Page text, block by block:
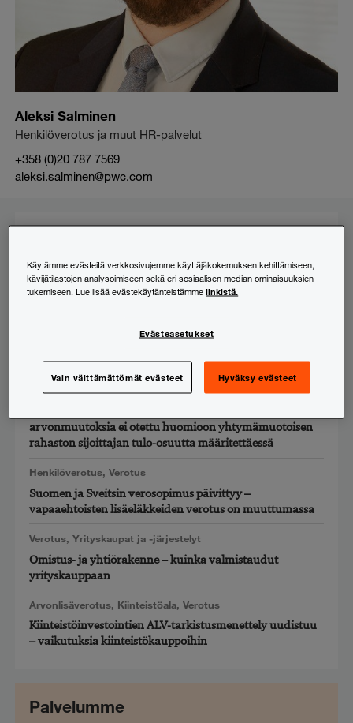
Aleksi Salminen
Henkilöverotus ja muut HR-palvelut
+358 (0)20 787 7569
aleksi.salminen@pwc.com
Työsuhdeoptioiden ja henkilöstöantien verotus uudistuu
– hallituksen esitysluonnos julkaistu
todisteellisesti, kun se koskee velvoittavaa päätöstä
Verotus,Yritysverotus
arvonmuutoksia ei otettu huomioon yhtymämuotoisen
rahaston sijoittajan tulo-osuutta määritettäessä
Henkilöverotus, Verotus
Suomen ja Sveitsin verosopimus päivittyy –
vapaaehtoisten lisäeläkkeiden verotus on muuttumassa
Verotus, Yrityskaupat ja -järjestelyt
Omistus- ja yhtiörakenne – kuinka valmistaudut
yrityskauppaan
Arvonlisäverotus, Kiinteistöala, Verotus
Kiinteistöinvestointien ALV-tarkistusmenettely uudistuu
– vaikutuksia kiinteistökauppoihin
Palvelumme
Käytämme evästeitä verkkosivujemme käyttäjäkokemuksen kehittämiseen,
kävijätilastojen analysoimiseen sekä eri sosiaalisen median ominaisuuksien
tukemiseen. Lue lisää evästekäytänteistämmelinkistä.
Evästeasetukset
Vain välttämättömät evästeet Hyväksy evästeet